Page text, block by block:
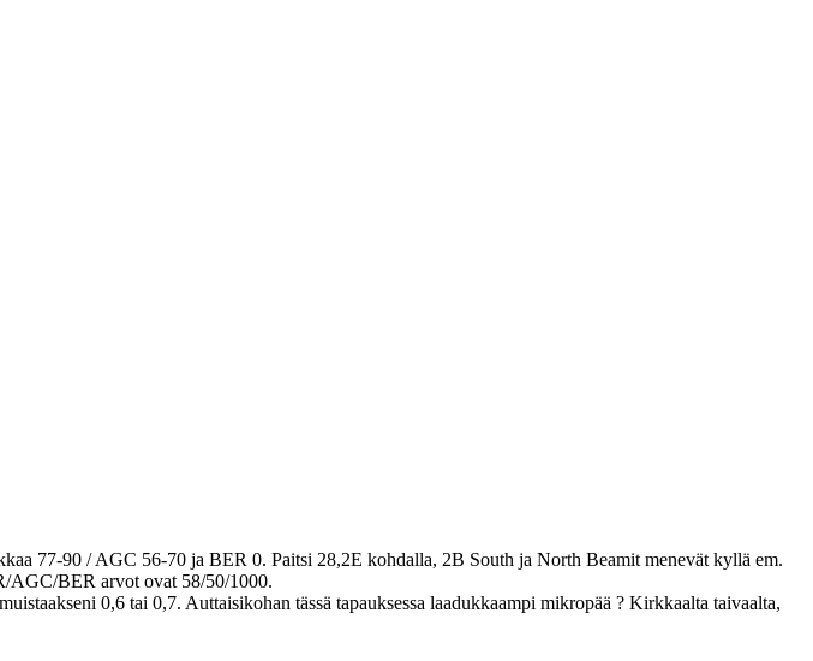
77-90 / AGC 56-70 ja BER 0. Paitsi 28,2E kohdalla, 2B South ja North Beamit menevät kyllä em.
AGC/BER arvot ovat 58/50/1000.
0,6 tai 0,7. Auttaisikohan tässä tapauksessa laadukkaampi mikropää ? Kirkkaalta taivaalta,